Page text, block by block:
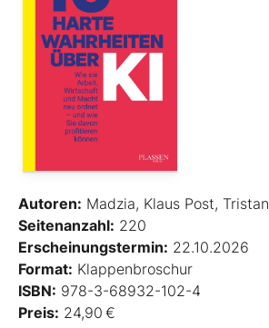
Autoren: Madzia, Klaus Post, Tristan
Seitenanzahl: 220
Erscheinungstermin: 22.10.2026
Format: Klappenbroschur
ISBN: 978-3-68932-102-4
Preis: 24,90 €